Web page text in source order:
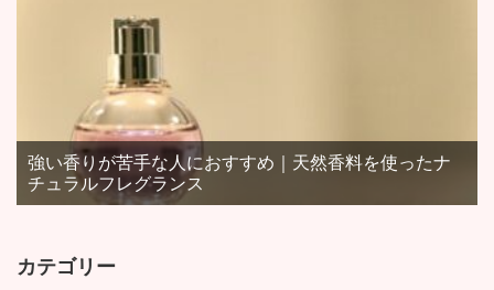
強い香りが苦手な人におすすめ｜天然香料を使ったナ
チュラルフレグランス
カテゴリー